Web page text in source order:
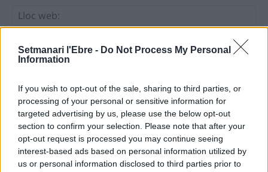
Setmanari l'Ebre - Do Not Process My Personal
Information
If you wish to opt-out of the sale, sharing to third parties, or
processing of your personal or sensitive information for
targeted advertising by us, please use the below opt-out
section to confirm your selection. Please note that after your
opt-out request is processed you may continue seeing
interest-based ads based on personal information utilized by
us or personal information disclosed to third parties prior to
Deseu el meu nom, el correu electrònic i el lloc web en
aquest navegador per a la propera vegada que comenti.
ÚLTIMES NOTÍCIES